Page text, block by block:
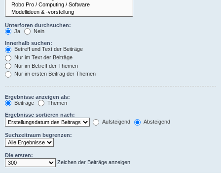
Unterforen durchsuchen:
Ja
Nein
Innerhalb suchen:
Betreff und Text der Beiträge
Nur im Text der Beiträge
Nur im Betreff der Themen
Nur im ersten Beitrag der Themen
Ergebnisse anzeigen als:
Beiträge
Themen
Ergebnisse sortieren nach:
Aufsteigend
Absteigend
Suchzeitraum begrenzen:
Die ersten:
Zeichen der Beiträge anzeigen